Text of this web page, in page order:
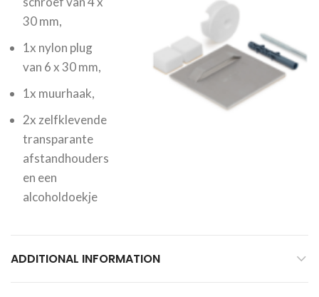
30 mm,
1x nylon plug
van 6 x 30 mm,
1x muurhaak,
2x zelfklevende
transparante
afstandhouders
en een
alcoholdoekje
ADDITIONAL INFORMATION